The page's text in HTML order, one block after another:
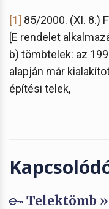
[1] 85/2000. (XI. 8.)
[E rendelet
b) tömbtelek: az
alapján már
építési telek,
Telektömb »